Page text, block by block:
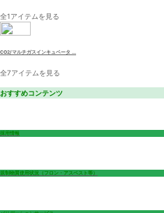
全1アイテムを見る
CO2/マルチガスインキュベータ ...
全7アイテムを見る
おすすめコンテンツ
採用情報
規制物質使用状況（フロン・アスベスト等）